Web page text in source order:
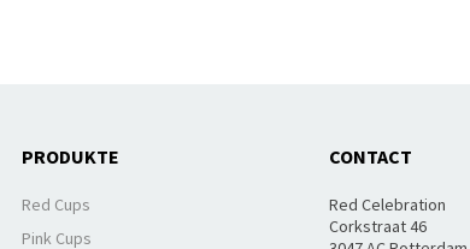
PRODUKTE
Red Cups
Pink Cups
CONTACT
Red Celebration
Corkstraat 46